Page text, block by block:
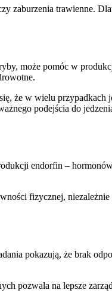
zaburzenia trawienne.
może pomóc w
że w wielu przypadkach
podejścia do
endorfin –
fizycznej,
pokazują, że brak
pozwala na lepsze